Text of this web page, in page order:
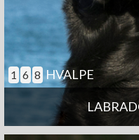
1 6 8 HVALPE